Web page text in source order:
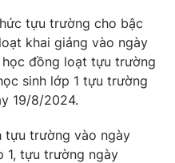
tựu trường cho bậc
khai giảng vào ngày
đồng loạt tựu trường
sinh lớp 1 tựu trường
19/8/2024.
tựu trường vào ngày
1, tựu trường ngày